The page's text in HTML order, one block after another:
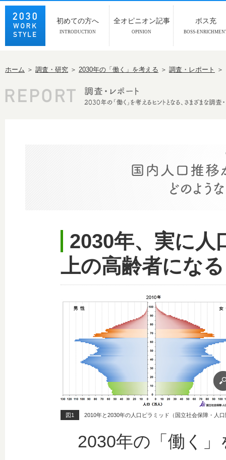
初めての方へ
INTRODUCTION
全オピニオン記事
OPINION
ボス充
BOSS-
ホーム ＞ 調査・研究 ＞ 2030年の「働く」を考える ＞ 調査・レポート
2030年、実に人
上の高齢者になる
図1 2010年と2030年の人口ピラミッド（国立社会保障・人
2030年の「働く」